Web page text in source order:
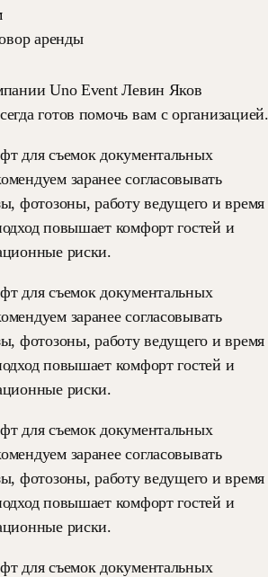
аренды
Uno Event Левин Яков
готов помочь вам с организацией.
для съемок документальных
заранее согласовывать
фотозоны, работу ведущего и время
повышает комфорт гостей и
риски.
для съемок документальных
заранее согласовывать
фотозоны, работу ведущего и время
повышает комфорт гостей и
риски.
для съемок документальных
заранее согласовывать
фотозоны, работу ведущего и время
повышает комфорт гостей и
риски.
для съемок документальных